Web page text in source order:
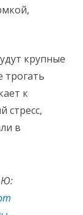
крупные
к
стресс,
в